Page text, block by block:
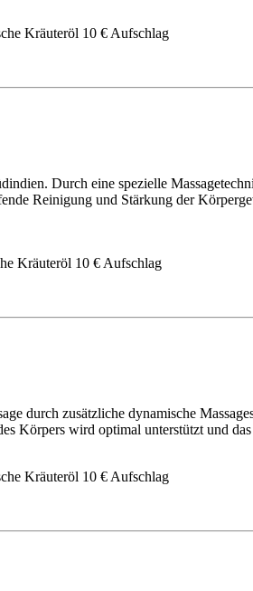
Kräuteröl 10 € Aufschlag
Durch eine spezielle
Reinigung und Stärkung der
Kräuteröl 10 € Aufschlag
durch zusätzliche dynamische
Körpers wird optimal unterstützt und
Kräuteröl 10 € Aufschlag